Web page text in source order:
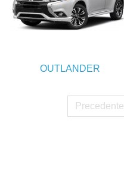
OUTLANDER
Precedente